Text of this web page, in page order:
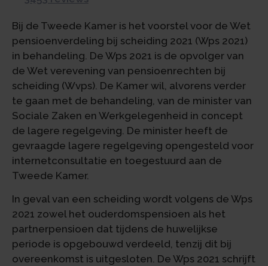
Bij de Tweede Kamer is het voorstel voor de Wet
pensioenverdeling bij scheiding 2021 (Wps 2021)
in behandeling. De Wps 2021 is de opvolger van
de Wet verevening van pensioenrechten bij
scheiding (Wvps). De Kamer wil, alvorens verder
te gaan met de behandeling, van de minister van
Sociale Zaken en Werkgelegenheid in concept
de lagere regelgeving. De minister heeft de
gevraagde lagere regelgeving opengesteld voor
internetconsultatie en toegestuurd aan de
Tweede Kamer.
In geval van een scheiding wordt volgens de Wps
2021 zowel het ouderdomspensioen als het
partnerpensioen dat tijdens de huwelijkse
periode is opgebouwd verdeeld, tenzij dit bij
overeenkomst is uitgesloten. De Wps 2021 schrijft